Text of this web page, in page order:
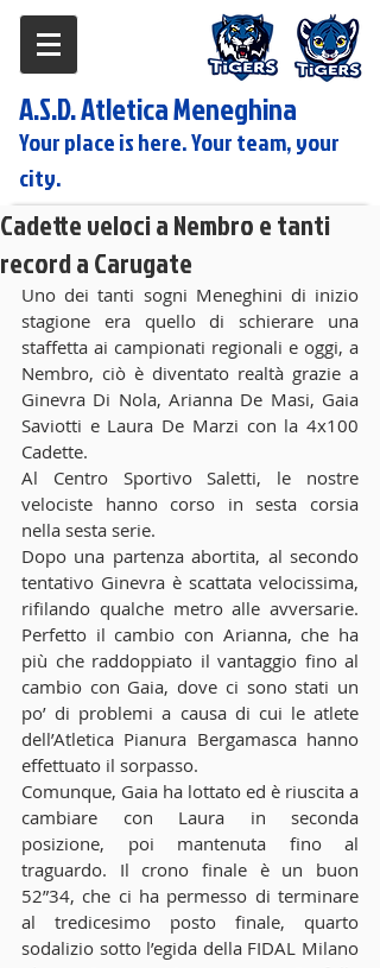
A.S.D. Atletica Meneghina
Your place is here. Your team, your
city.
Cadette veloci a Nembro e tanti
record a Carugate
Uno dei tanti sogni Meneghini di inizio
stagione era quello di schierare una
staffetta ai campionati regionali e oggi, a
Nembro, ciò è diventato realtà grazie a
Ginevra Di Nola, Arianna De Masi, Gaia
Saviotti e Laura De Marzi con la 4x100
Cadette.
Al Centro Sportivo Saletti, le nostre
velociste hanno corso in sesta corsia
nella sesta serie.
Dopo una partenza abortita, al secondo
tentativo Ginevra è scattata velocissima,
rifilando qualche metro alle avversarie.
Perfetto il cambio con Arianna, che ha
più che raddoppiato il vantaggio fino al
cambio con Gaia, dove ci sono stati un
po’ di problemi a causa di cui le atlete
dell’Atletica Pianura Bergamasca hanno
effettuato il sorpasso.
Comunque, Gaia ha lottato ed è riuscita a
cambiare con Laura in seconda
posizione, poi mantenuta fino al
traguardo. Il crono finale è un buon
52”34, che ci ha permesso di terminare
al tredicesimo posto finale, quarto
sodalizio sotto l’egida della FIDAL Milano